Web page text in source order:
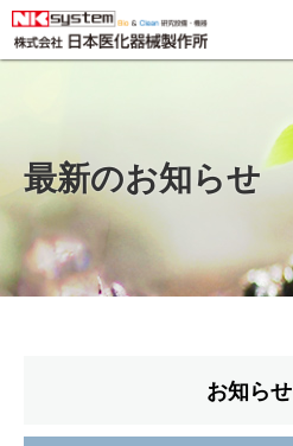
最新のお知らせ
お知らせ